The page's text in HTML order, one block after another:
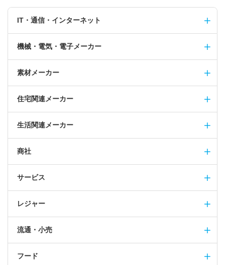
IT・通信・インターネット
機械・電気・電子メーカー
素材メーカー
住宅関連メーカー
生活関連メーカー
商社
サービス
レジャー
流通・小売
フード